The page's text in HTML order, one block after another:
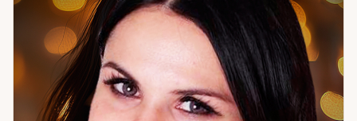
а не из истощения. Каждый расклад для меня — это три
составляющих: глубокая аналитика символов и их связей,
интуитивное сопровождение, которое улавливает то, что
не вмещается в структуру, и помощь в принятии решения —
конкретный следующий шаг. Из практики: женщина в
кризисе бизнеса нашла точку разворота через работу с
картами — сейчас дело процветает. Девушка в поиске
отношений получила направление — встреча состоялась.